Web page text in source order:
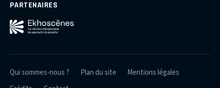
PARTENAIRES
Qui sommes-nous ? Plan du site
Mentions légales